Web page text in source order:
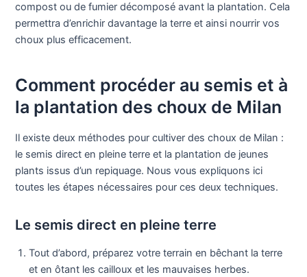
compost ou de fumier décomposé avant la plantation. Cela
permettra d’enrichir davantage la terre et ainsi nourrir vos
choux plus efficacement.
Comment procéder au semis et à
la plantation des choux de Milan
Il existe deux méthodes pour cultiver des choux de Milan :
le semis direct en pleine terre et la plantation de jeunes
plants issus d’un repiquage. Nous vous expliquons ici
toutes les étapes nécessaires pour ces deux techniques.
Le semis direct en pleine terre
Tout d’abord, préparez votre terrain en bêchant la terre
et en ôtant les cailloux et les mauvaises herbes.